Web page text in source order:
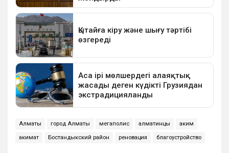
Алматы город Алматы мегаполис алматинцы аким
акимат Бостандыкский район реновация благоустройство